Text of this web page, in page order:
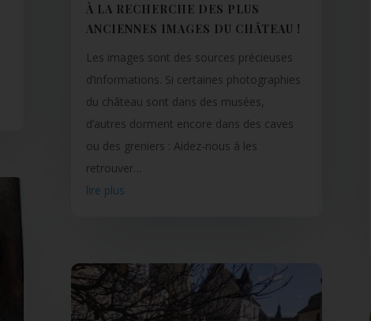
À LA RECHERCHE DES PLUS
ANCIENNES IMAGES DU CHÂTEAU !
Les images sont des sources précieuses
d’informations. Si certaines photographies
du château sont dans des musées,
d’autres dorment encore dans des caves
ou des greniers : Aidez-nous à les
retrouver…
lire plus